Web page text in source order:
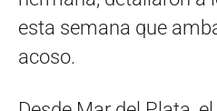
esta semana que
acoso.